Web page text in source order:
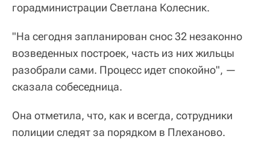
горадминистрации Светлана Колесник.
"На сегодня запланирован снос 32 незаконно
возведенных построек, часть из них жильцы
разобрали сами. Процесс идет спокойно", —
сказала собеседница.
Она отметила, что, как и всегда, сотрудники
полиции следят за порядком в Плеханово.